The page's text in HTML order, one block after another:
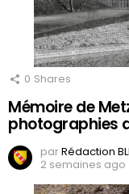
0 Shares
Mémoire de
photographies
parRédaction
2 semaines ago